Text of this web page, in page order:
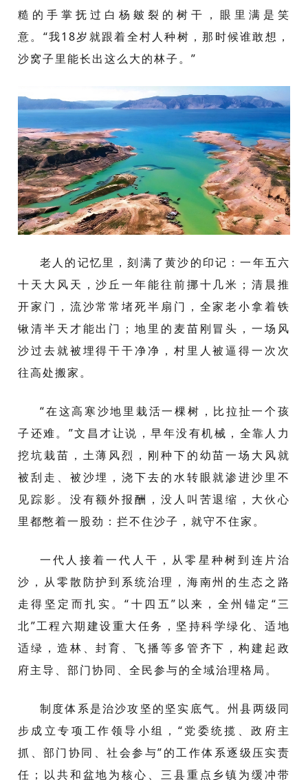
糙的手掌抚过白杨皴裂的树干，眼里满是笑
意。“我18岁就跟着全村人种树，那时候谁敢想，
沙窝子里能长出这么大的林子。”
老人的记忆里，刻满了黄沙的印记：一年五六
十天大风天，沙丘一年能往前挪十几米；清晨推
开家门，流沙常常堵死半扇门，全家老小拿着铁
锹清半天才能出门；地里的麦苗刚冒头，一场风
沙过去就被埋得干干净净，村里人被逼得一次次
往高处搬家。
“在这高寒沙地里栽活一棵树，比拉扯一个孩
子还难。”文昌才让说，早年没有机械，全靠人力
挖坑栽苗，土薄风烈，刚种下的幼苗一场大风就
被刮走、被沙埋，浇下去的水转眼就渗进沙里不
见踪影。没有额外报酬，没人叫苦退缩，大伙心
里都憋着一股劲：拦不住沙子，就守不住家。
一代人接着一代人干，从零星种树到连片治
沙，从零散防护到系统治理，海南州的生态之路
走得坚定而扎实。“十四五”以来，全州锚定“三
北”工程六期建设重大任务，坚持科学绿化、适地
适绿，造林、封育、飞播等多管齐下，构建起政
府主导、部门协同、全民参与的全域治理格局。
制度体系是治沙攻坚的坚实底气。州县两级同
步成立专项工作领导小组，“党委统揽、政府主
抓、部门协同、社会参与”的工作体系逐级压实责
任；以共和盆地为核心、三县重点乡镇为缓冲带